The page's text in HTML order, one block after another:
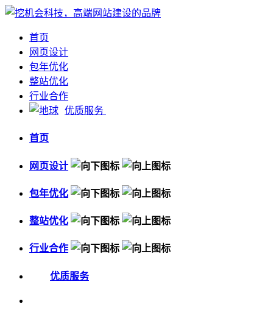
首页
网页设计
包年优化
整站优化
行业合作
优质服务
首页
网页设计
包年优化
整站优化
行业合作
优质服务